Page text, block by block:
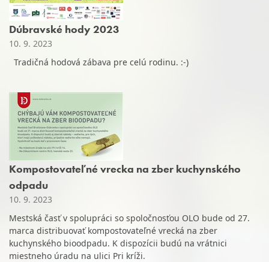
Dúbravské hody 2023
10. 9. 2023
Tradičná hodová zábava pre celú rodinu. :-)
Kompostovateľné vrecka na zber kuchynského
odpadu
10. 9. 2023
Mestská časť v spolupráci so spoločnosťou OLO bude od 27.
marca distribuovať kompostovateľné vrecká na zber
kuchynského bioodpadu. K dispozícii budú na vrátnici
miestneho úradu na ulici Pri kríži.